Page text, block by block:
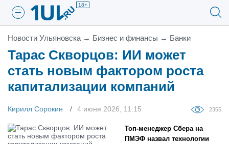
18+
Новости Ульяновска → Бизнес и финансы → Банки
Тарас Скворцов: ИИ может
стать новым фактором роста
капитализации компаний
Кирилл Сорокин 4 июня 2026, 11:15 2355
Топ-менеджер Сбера на
ПМЭФ назвал технологии